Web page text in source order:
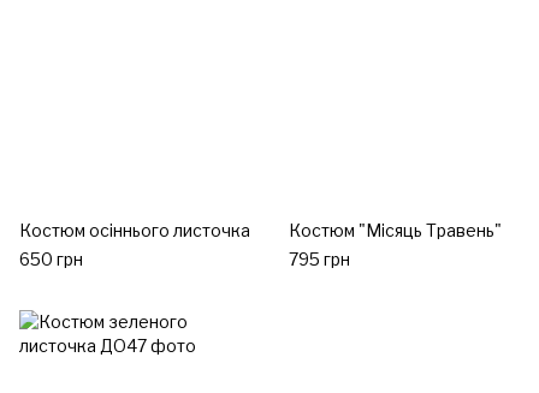
Костюм осіннього листочка
650 грн
Костюм "Місяць Травень"
795 грн